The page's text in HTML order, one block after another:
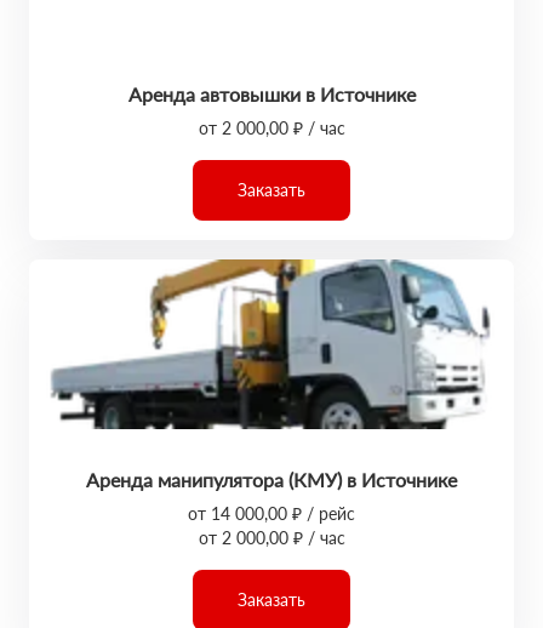
Аренда автовышки в Источнике
от 2 000,00 ₽ / час
Заказать
Аренда манипулятора (КМУ) в Источнике
от 14 000,00 ₽ / рейс
от 2 000,00 ₽ / час
Заказать